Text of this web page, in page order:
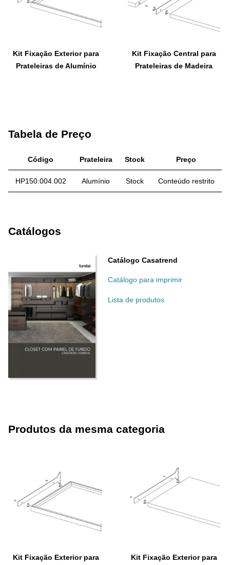
Kit Fixação Exterior para
Prateleiras de Alumínio
Kit Fixação Central para
Prateleiras de Madeira
Tabela de Preço
Código Prateleira Stock Preço
HP150.004.002 Alumínio Stock Conteúdo restrito
Catálogos
Catálogo Casatrend
Catálogo para imprimir
Lista de produtos
Produtos da mesma categoria
Kit Fixação Exterior para
Kit Fixação Exterior para